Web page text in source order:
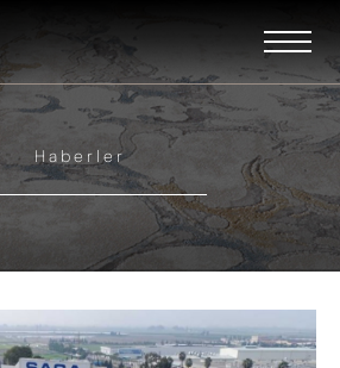
Haberler